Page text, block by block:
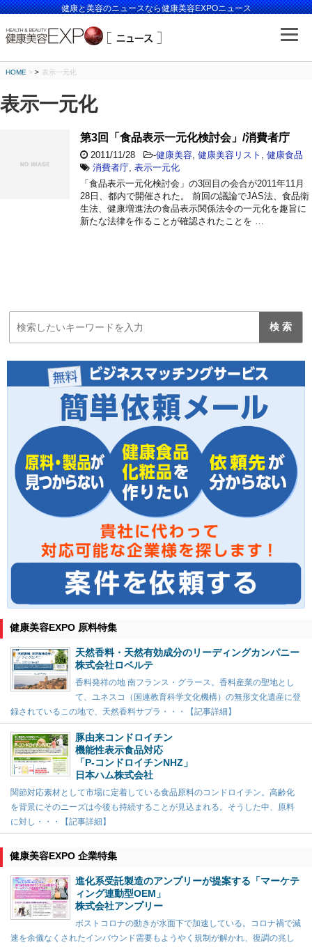
健康と美容のニュースなら健康美容EXPOニュース
HOME > 表示一元化
表示一元化
第3回「食品表示一元化検討会」/消費者庁
2011/11/28 -健康美容 健康美容リスト
健康食品
消費者庁 表示一元化
「食品表示一元化検討会」の3回目の会合が2011年11月
28日、都内で開催された。 前回の議論でJAS法、食品衛
生法、健康増進法の食品表示関係法令の一元化を趣旨に
新たな法律を作ることが確認されたことを …
健康美容EXPO 原料特集
天然香料・天然有効成分のリーディングカンパニー
株式会社ロベルテ
香料発祥の地 南フランス・グラース。香料産業の聖地とし
て、ユネスコ（国連教育科学文化機構）の無形文化遺産に登
録されているこの地で、天然香料サプラ・・・【記事詳細】
豚由来コンドロイチン
機能性表示食品対応
「P-コンドロイチンNHZ」
日本ハム株式会社
関節対応素材として市場に定着している食品原料のコンドロイチン。高齢化
を背景にそのニーズは今後も持続することが見込まれる。そうした中、原料
に対し・・・【記事詳細】
健康美容EXPO 企業特集
進化系受託製造のアンプリーが提案する「マーケテ
ィング連動型OEM」
株式会社アンプリー
ポストコロナの動きが水面下で加速している。コロナ禍で減
速を余儀なくされたインバウンド需要もようやく規制が解かれ、復調の兆し